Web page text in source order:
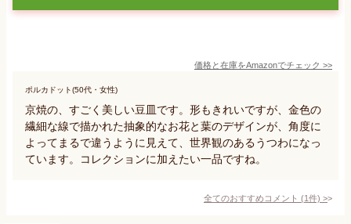
価格と在庫をAmazonでチェック >>
ポルカドット(50代・女性)
京焼の、すごく美しい豆皿です。形もきれいですが、金色の
繊細な線で描かれた抽象的なお花と葉のデザインが、角度に
よってまるで違うように見えて、世界観のあるうつわになっ
ています。コレクションに加えたい一品ですね。
全てのおすすめコメント (1件) >